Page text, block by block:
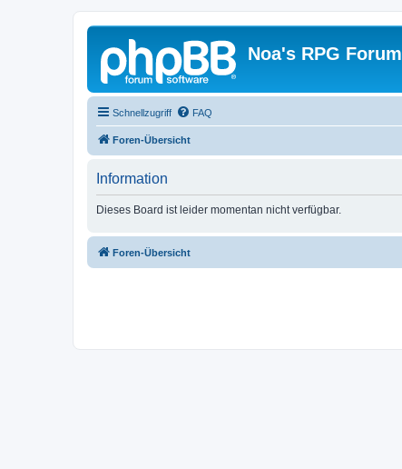
Noa's RPG Forum
Schnellzugriff FAQ
Foren-Übersicht
Information
Dieses Board ist leider momentan nicht verfügbar.
Foren-Übersicht